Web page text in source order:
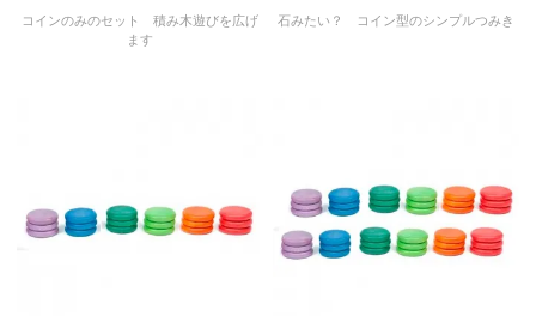
コインのみのセット 積み木遊びを広げ
ます
石みたい？ コイン型のシンプルつみき